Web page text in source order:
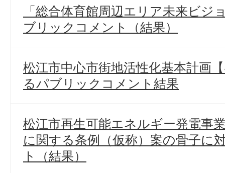
「総合体育館周辺エリア未来ビジ
ブリックコメント（結果）
松江市中心市街地活性化基本計画
るパブリックコメント結果
松江市再生可能エネルギー発電事
に関する条例（仮称）案の骨子に
ト（結果）